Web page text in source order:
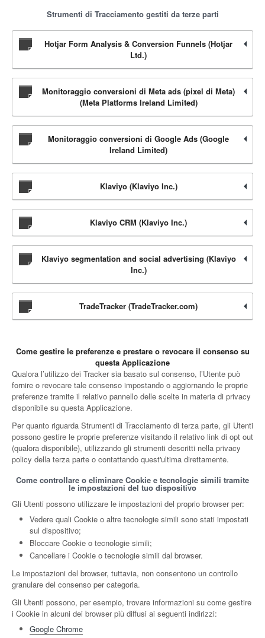
Strumenti di Tracciamento gestiti da terze parti
Hotjar Form Analysis & Conversion Funnels (Hotjar
Ltd.)
Monitoraggio conversioni di Meta ads (pixel di Meta)
(Meta Platforms Ireland Limited)
Monitoraggio conversioni di Google Ads (Google
Ireland Limited)
Klaviyo (Klaviyo Inc.)
Klaviyo CRM (Klaviyo Inc.)
Klaviyo segmentation and social advertising (Klaviyo
Inc.)
TradeTracker (TradeTracker.com)
Come gestire le preferenze e prestare o revocare il consenso su
questa Applicazione
Qualora l’utilizzo dei Tracker sia basato sul consenso, l’Utente può
fornire o revocare tale consenso impostando o aggiornando le proprie
preferenze tramite il relativo pannello delle scelte in materia di privacy
disponibile su questa Applicazione.
Per quanto riguarda Strumenti di Tracciamento di terza parte, gli Utenti
possono gestire le proprie preferenze visitando il relativo link di opt out
(qualora disponibile), utilizzando gli strumenti descritti nella privacy
policy della terza parte o contattando quest'ultima direttamente.
Come controllare o eliminare Cookie e tecnologie simili tramite
le impostazioni del tuo dispositivo
Gli Utenti possono utilizzare le impostazioni del proprio browser per:
Vedere quali Cookie o altre tecnologie simili sono stati impostati
sul dispositivo;
Bloccare Cookie o tecnologie simili;
Cancellare i Cookie o tecnologie simili dal browser.
Le impostazioni del browser, tuttavia, non consentono un controllo
granulare del consenso per categoria.
Gli Utenti possono, per esempio, trovare informazioni su come gestire
i Cookie in alcuni dei browser più diffusi ai seguenti indirizzi:
Google Chrome